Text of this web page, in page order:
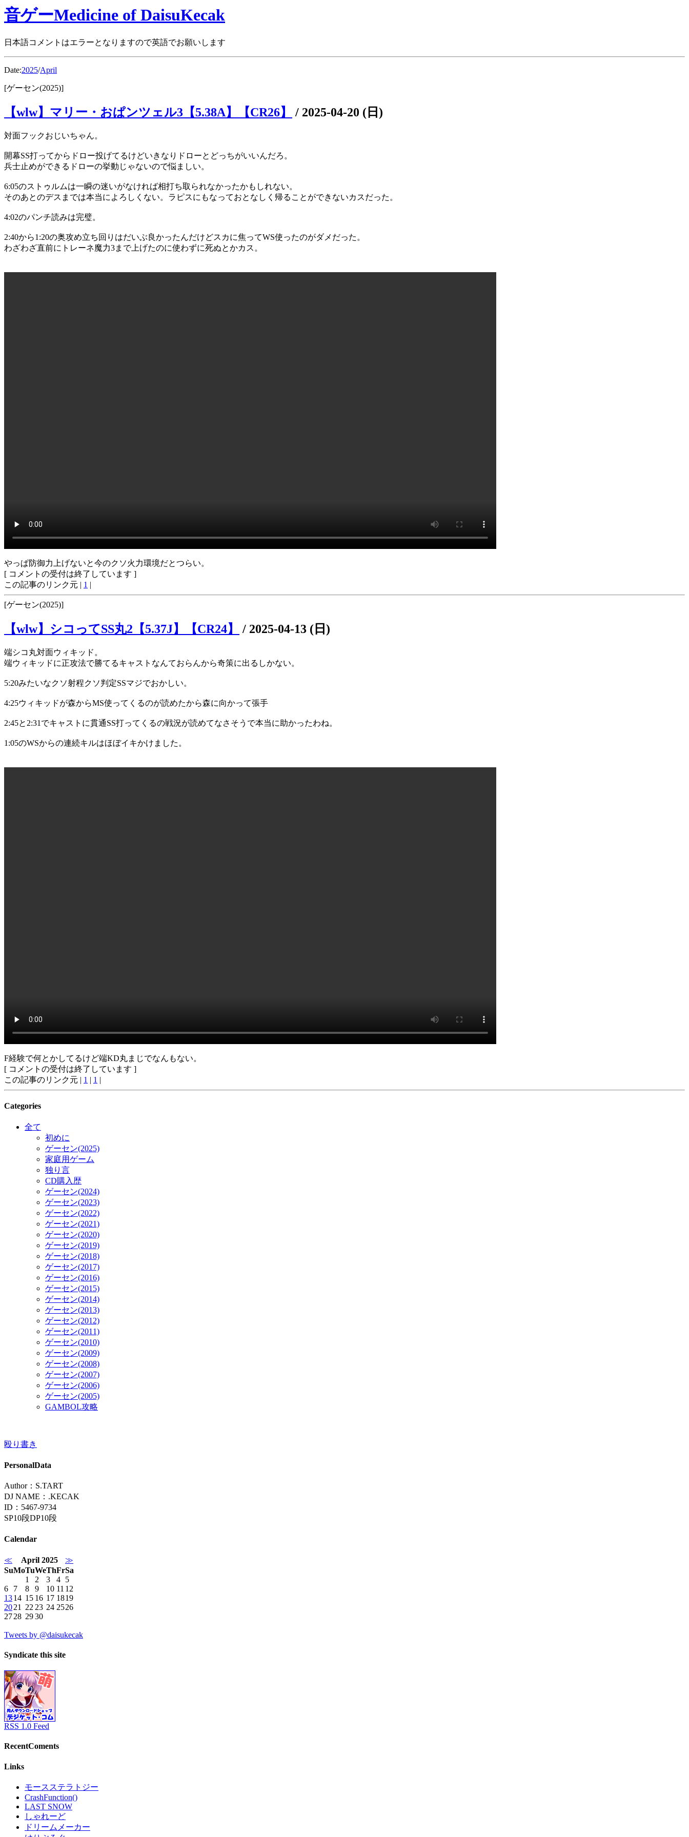
音ゲーMedicine of DaisuKecak
日本語コメントはエラーとなりますので英語でお願いします
Date:2025/April
[ゲーセン(2025)]
【wlw】マリー・おぱンツェル3【5.38A】【CR26】 / 2025-04-20 (日)
対面フックおじいちゃん。
開幕SS打ってからドロー投げてるけどいきなりドローとどっちがいいんだろ。
兵士止めができるドローの挙動じゃないので悩ましい。
6:05のストゥルムは一瞬の迷いがなければ相打ち取られなかったかもしれない。
そのあとのデスまでは本当によろしくない。ラピスにもなっておとなしく帰ることができないカスだった。
4:02のパンチ読みは完璧。
2:40から1:20の奥攻め立ち回りはだいぶ良かったんだけどスカに焦ってWS使ったのがダメだった。
わざわざ直前にトレーネ魔力3まで上げたのに使わずに死ぬとかカス。
やっぱ防御力上げないと今のクソ火力環境だとつらい。
[ コメントの受付は終了しています ]
この記事のリンク元 | 1 |
[ゲーセン(2025)]
【wlw】シコってSS丸2【5.37J】【CR24】 / 2025-04-13 (日)
端シコ丸対面ウィキッド。
端ウィキッドに正攻法で勝てるキャストなんておらんから奇策に出るしかない。
5:20みたいなクソ射程クソ判定SSマジでおかしい。
4:25ウィキッドが森からMS使ってくるのが読めたから森に向かって張手
2:45と2:31でキャストに貫通SS打ってくるの戦況が読めてなさそうで本当に助かったわね。
1:05のWSからの連続キルはほぼイキかけました。
F経験で何とかしてるけど端KD丸まじでなんもない。
[ コメントの受付は終了しています ]
この記事のリンク元 | 1 | 1 |
Categories
全て
初めに
ゲーセン(2025)
家庭用ゲーム
独り言
CD購入歴
ゲーセン(2024)
ゲーセン(2023)
ゲーセン(2022)
ゲーセン(2021)
ゲーセン(2020)
ゲーセン(2019)
ゲーセン(2018)
ゲーセン(2017)
ゲーセン(2016)
ゲーセン(2015)
ゲーセン(2014)
ゲーセン(2013)
ゲーセン(2012)
ゲーセン(2011)
ゲーセン(2010)
ゲーセン(2009)
ゲーセン(2008)
ゲーセン(2007)
ゲーセン(2006)
ゲーセン(2005)
GAMBOL攻略
殴り書き
PersonalData
Author：S.TART
DJ NAME：.KECAK
ID：5467-9734
SP10段DP10段
Calendar
≪ April 2025
≫
SuMoTuWeThFrSa
1
2 3 4 5
6
7 8 9 10 11 12
1314 15 16 17 1819
2021 22 23 24 2526
2728 2930
Tweets by @daisukecak
Syndicate this site
RSS 1.0 Feed
RecentComents
Links
モースステラトジー
CrashFunction()
LAST SNOW
しゃれーど
ドリームメーカー